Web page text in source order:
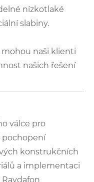
nízkotlaké
slabiny.
naši klienti
našich řešení
válce pro
pochopení
konstrukčních
a implementaci